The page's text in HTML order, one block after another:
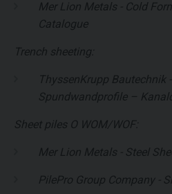
Mer Lion Metals - Cold
Catalogue
Trench sheeting:
ThyssenKrupp Bautechnik
Spundwandprofile –
Sheet piles O WOM/WOF:
Mer Lion Metals - Steel
PilePro Group Company -